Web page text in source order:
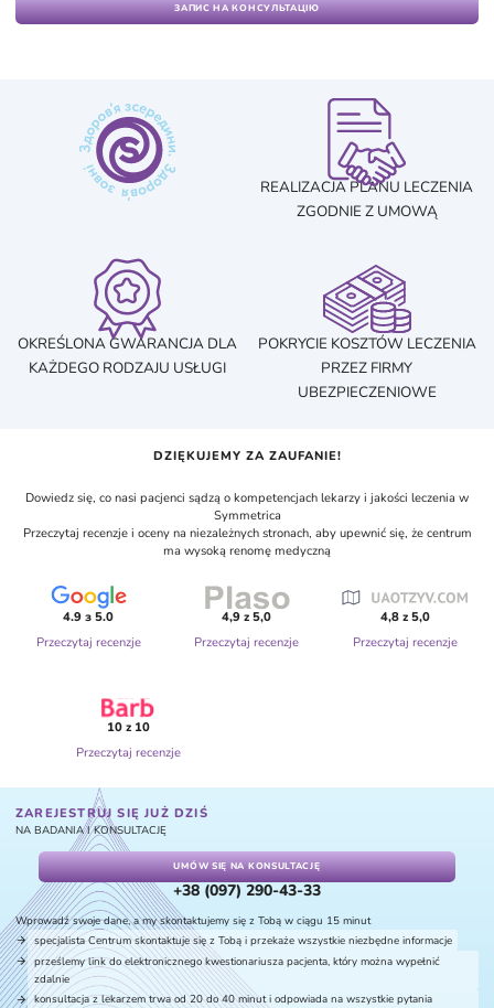
ЗАПИС НА КОНСУЛЬТАЦІЮ
REALIZACJA PLANU LECZENIA
ZGODNIE Z UMOWĄ
OKREŚLONA GWARANCJA DLA
KAŻDEGO RODZAJU USŁUGI
POKRYCIE KOSZTÓW LECZENIA
PRZEZ FIRMY
UBEZPIECZENIOWE
DZIĘKUJEMY ZA ZAUFANIE!
Dowiedz się, co nasi pacjenci sądzą o kompetencjach lekarzy i jakości leczenia w
Symmetrica
Przeczytaj recenzje i oceny na niezależnych stronach, aby upewnić się, że centrum
ma wysoką renomę medyczną
4.9 з 5.0
Przeczytaj recenzje
4,9 z 5,0
Przeczytaj recenzje
4,8 z 5,0
Przeczytaj recenzje
10 z 10
Przeczytaj recenzje
ZAREJESTRUJ SIĘ JUŻ DZIŚ
NA BADANIA I KONSULTACJĘ
UMÓW SIĘ NA KONSULTACJĘ
+38 (097) 290-43-33
Wprowadź swoje dane, a my skontaktujemy się z Tobą w ciągu 15 minut
specjalista Centrum skontaktuje się z Tobą i przekaże wszystkie niezbędne informacje
prześlemy link do elektronicznego kwestionariusza pacjenta, który można wypełnić
zdalnie
konsultacja z lekarzem trwa od 20 do 40 minut i odpowiada na wszystkie pytania